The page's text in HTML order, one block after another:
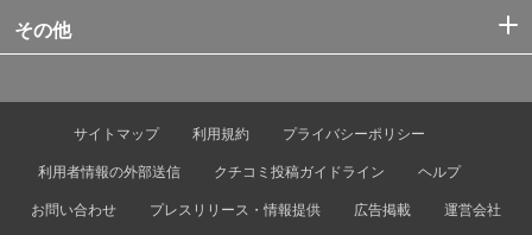
その他
サイトマップ 利用規約
プライバシーポリシー
利用者情報の外部送信
クチコミ投稿ガイドライン
ヘルプ
お問い合わせ
プレスリリース・情報提供 広告掲載 運営会社